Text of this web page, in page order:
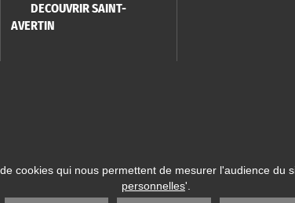
DECOUVRIR SAINT-
AVERTIN
Avertin Mentions légales Données personnelles Plan du site
cookies qui nous permettent de mesurer l'audience du
personnelles'.